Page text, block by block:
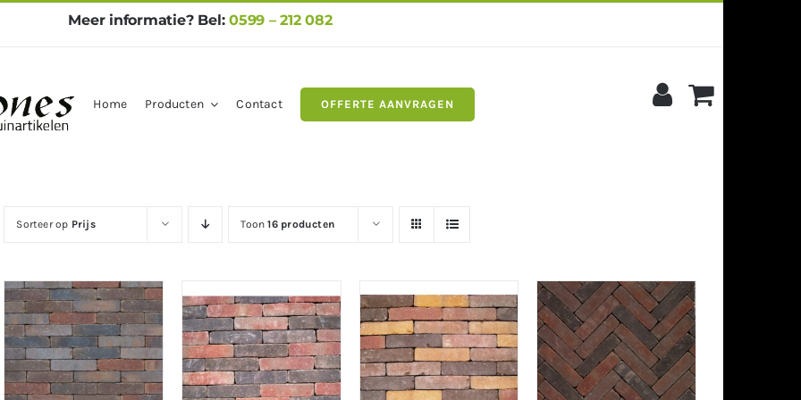
Meer informatie? Bel:0599 – 212 082
Home Producten Contact OFFERTE AANVRAGEN
Sorteer op Prijs Toon16 producten